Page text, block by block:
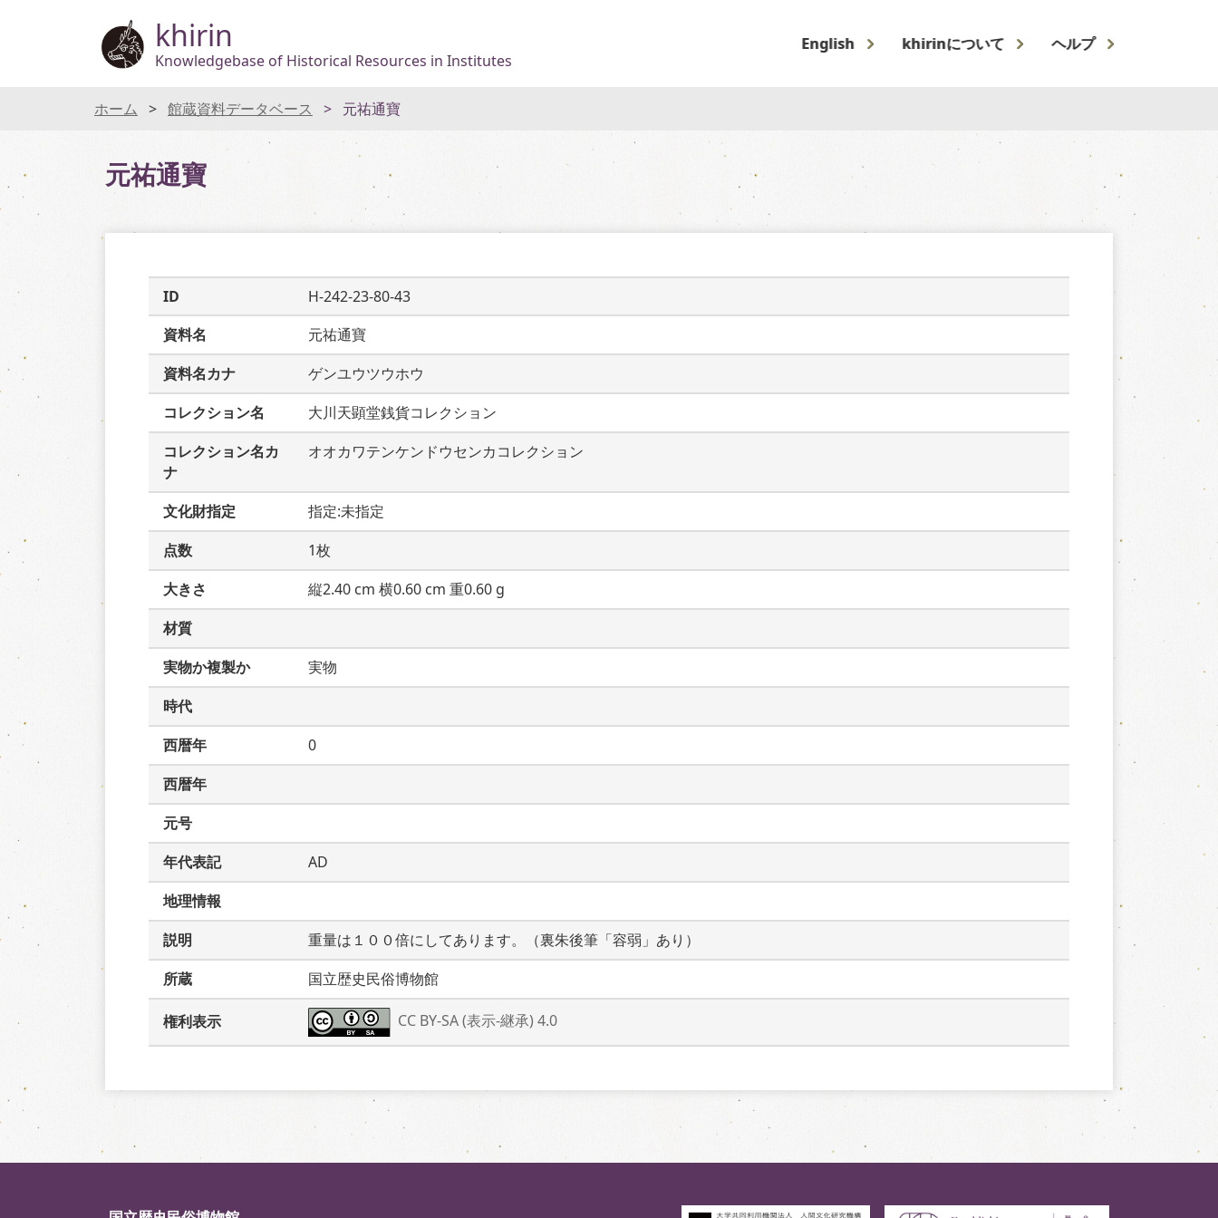
khirin
Knowledgebase of Historical Resources in Institutes
English khirinについて ヘルプ
ホーム 館蔵資料データベース 元祐通寶
元祐通寶
ID
H-242-23-80-43
資料名
元祐通寶
資料名カナ
ゲンユウツウホウ
コレクション名
大川天顕堂銭貨コレクション
コレクション名カ
ナ
オオカワテンケンドウセンカコレクション
文化財指定
指定:未指定
点数
1枚
大きさ
縦2.40 cm 横0.60 cm 重0.60 g
材質
実物か複製か
実物
時代
西暦年
0
西暦年
元号
年代表記
AD
地理情報
説明
重量は１００倍にしてあります。（裏朱後筆「容弱」あり）
所蔵
国立歴史民俗博物館
権利表示 CC BY-SA (表示-継承) 4.0